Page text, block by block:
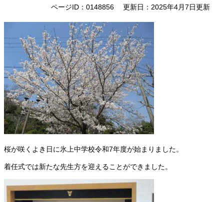
ページID：0148856 更新日：2025年4月7日更新
桜が咲くよき日に氷上中学校令和7年度が始まりました。
着任式では新たな先生方を迎えることができました。